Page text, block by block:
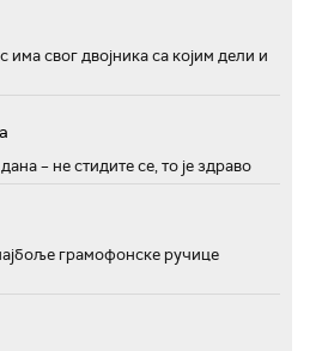
има свог двојника са којим дели и
– не стидите се, то је здраво
грамофонске ручице